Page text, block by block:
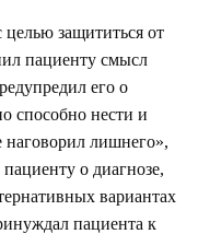
целью защититься от
пациенту смысл
его о
способно нести и
наговорил лишнего»,
о диагнозе,
вариантах
пациента к